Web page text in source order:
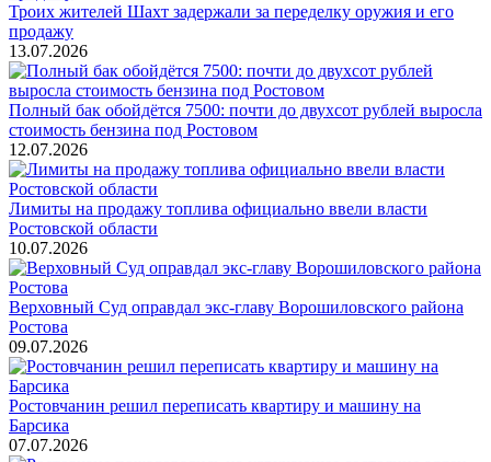
Троих жителей Шахт задержали за переделку оружия и его
продажу
13.07.2026
Полный бак обойдётся 7500: почти до двухсот рублей выросла
стоимость бензина под Ростовом
12.07.2026
Лимиты на продажу топлива официально ввели власти
Ростовской области
10.07.2026
Верховный Суд оправдал экс-главу Ворошиловского района
Ростова
09.07.2026
Ростовчанин решил переписать квартиру и машину на
Барсика
07.07.2026